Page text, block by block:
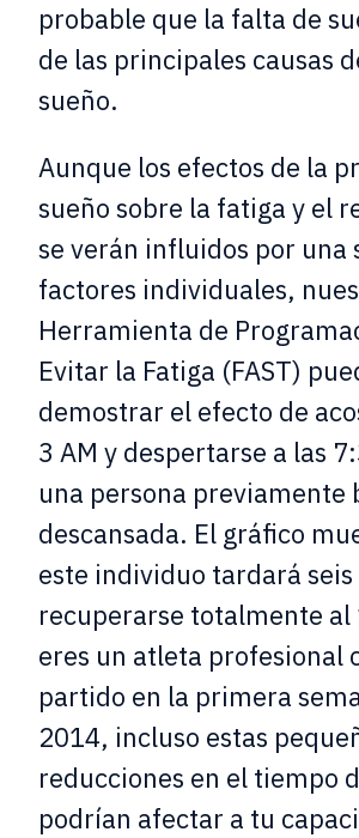
probable que la falta de
de las principales causas
sueño.
Aunque los efectos de la
sueño sobre la fatiga y el
se verán influidos por una
factores individuales,
Herramienta de
Evitar la Fatiga (FAST)
demostrar el efecto de
3 AM y despertarse a las
una persona previamente
descansada. El gráfico
este individuo tardará seis
recuperarse totalmente al
eres un atleta profesional
partido en la primera
2014, incluso estas
reducciones en el tiempo
podrían afectar a tu